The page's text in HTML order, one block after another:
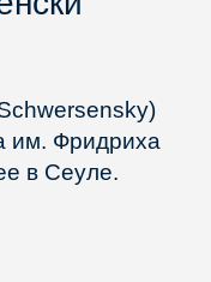
им. Фридриха
в Сеуле.